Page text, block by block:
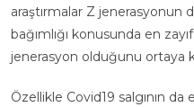
araştırmalar Z
bağımlığı konusunda en
jenerasyon olduğunu ortaya
Özellikle Covid19 salgının da